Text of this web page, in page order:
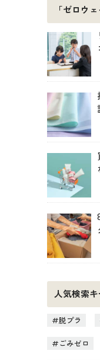
「ゼロウ
人気検索
脱プラ
ごみゼロ